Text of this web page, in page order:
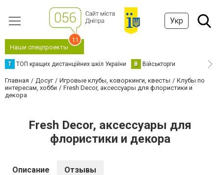
Укр
Наши спецпроекты
11
Т ТОП кращих дистанційних шкіл України В Військторги
Главная Досуг Игровые клубы, коворкинги, квесты
Клубы по
интересам, хобби
Fresh Decor, аксессуары для флористики и
декора
Fresh Decor, аксессуары для
флористики и декора
Описание Отзывы